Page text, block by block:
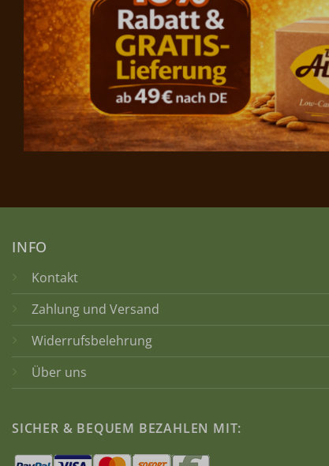
INFO
Kontakt
Zahlung und Versand
Widerrufsbelehrung
Über uns
SICHER & BEQUEM BEZAHLEN MIT: